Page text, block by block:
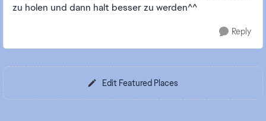
zu holen und dann halt besser zu werden^^
Reply
Edit Featured Places